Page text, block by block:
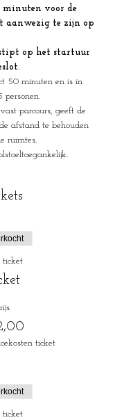
voor de
aanwezig te zijn op
op het startuur
50 minuten en is in
parcours, geeft de
afstand te behouden
ruimtes.
ticket
ticket
ticket